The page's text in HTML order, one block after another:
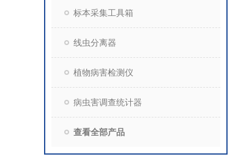
标本采集工具箱
线虫分离器
植物病害检测仪
病虫害调查统计器
查看全部产品